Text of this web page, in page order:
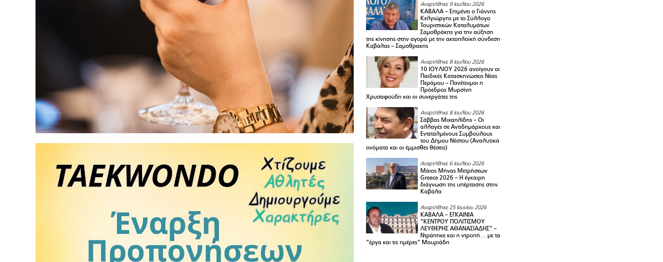
Αναρτήθηκε 9 Ιουλίου 2026
ΚΑΒΑΛΑ – Επιμένει ο Γιάννης
Κελγιώργης με το Σύλλογο
Τουριστικών Καταλυμάτων
Σαμοθράκης για την αύξηση
της κίνησης στην αγορά με την ακτοπλοϊκή σύνδεση
Καβάλας – Σαμοθρακης
Αναρτήθηκε 8 Ιουλίου 2026
10 ΙΟΥΛΙΟΥ 2026 ανοίγουν οι
Παιδικές Κατασκηνώσεις Νέας
Περάμου – Πανέτοιμοι η
Πρόεδρος Μυρσίνη
Χρυσαφούδη και οι συνεργάτες της
Αναρτήθηκε 8 Ιουλίου 2026
Σάββας Μιχαηλίδης – Οι
αλλαγές σε Αντιδημάρχους και
Εντεταλμένους Συμβούλους
του Δήμου Νέστου (Αναλυτικά
ονόματα και οι έμμισθες θέσεις)
Αναρτήθηκε 6 Ιουλίου 2026
Μάιος Μήνας Μετρήσεων
Greece 2026 – H έγκαιρη
διάγνωση της υπέρτασης στην
Καβάλα
Αναρτήθηκε 25 Ιουνίου 2026
ΚΑΒΑΛΑ – ΕΓΚΑΙΝΙΑ
“ΚΕΝΤΡΟΥ ΠΟΛΙΤΙΣΜΟΥ
ΛΕΥΘΕΡΗΣ ΑΘΑΝΑΣΙΑΔΗΣ” –
Ντράπηκε και η ντροπή… με τα
“έργα και τις ημέρες” Μουριάδη